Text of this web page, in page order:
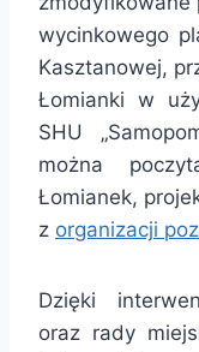
wycinkowego
Kasztanowej,
Łomianki w
SHU
można
Łomianek,
z organizacji
Dzięki
oraz rady